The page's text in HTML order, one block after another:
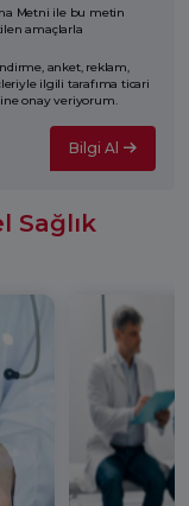
Metni ile bu metin
amaçlarla
anket, reklam,
ilgili tarafıma ticari
onay veriyorum.
Bilgi Al
Sağlık